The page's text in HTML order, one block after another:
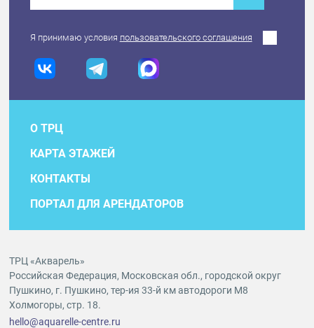
Я принимаю условия пользовательского соглашения
О ТРЦ
КАРТА ЭТАЖЕЙ
КОНТАКТЫ
ПОРТАЛ ДЛЯ АРЕНДАТОРОВ
ТРЦ «Акварель»
Российская Федерация, Московская обл., городской округ
Пушкино, г. Пушкино, тер-ия 33-й км автодороги М8
Холмогоры, стр. 18.
hello@aquarelle-centre.ru